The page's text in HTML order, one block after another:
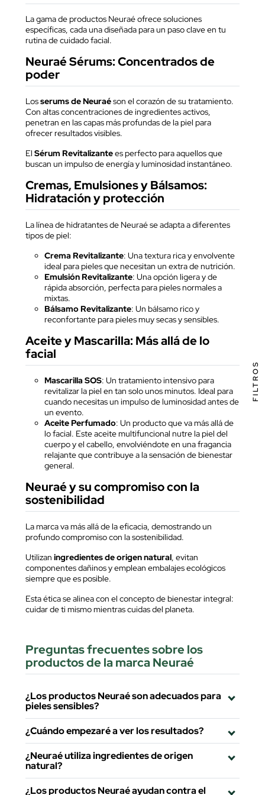
La gama de productos Neuraé ofrece soluciones
específicas, cada una diseñada para un paso clave en tu
rutina de cuidado facial.
Neuraé Sérums: Concentrados de
poder
Losserums de Neuraéson el corazón de su tratamiento.
Con altas concentraciones de ingredientes activos,
penetran en las capas más profundas de la piel para
ofrecer resultados visibles.
El Sérum Revitalizantees perfecto para aquellos que
buscan un impulso de energía y luminosidad instantáneo.
Cremas, Emulsiones y Bálsamos:
Hidratación y protección
La línea de hidratantes de Neuraé se adapta a diferentes
tipos de piel:
Crema Revitalizante: Una textura rica y envolvente
ideal para pieles que necesitan un extra de nutrición.
Emulsión Revitalizante: Una opción ligera y de
rápida absorción, perfecta para pieles normales a
mixtas.
Bálsamo Revitalizante: Un bálsamo rico y
reconfortante para pieles muy secas y sensibles.
Aceite y Mascarilla: Más allá de lo
facial
Mascarilla SOS: Un tratamiento intensivo para
revitalizar la piel en tan solo unos minutos. Ideal para
cuando necesitas un impulso de luminosidad antes de
un evento.
Aceite Perfumado: Un producto que va más allá de
lo facial. Este aceite multifuncional nutre la piel del
cuerpo y el cabello, envolviéndote en una fragancia
relajante que contribuye a la sensación de bienestar
general.
Neuraé y su compromiso con la
sostenibilidad
La marca va más allá de la eficacia, demostrando un
profundo compromiso con la sostenibilidad.
Utilizan ingredientes de origen natural, evitan
componentes dañinos y emplean embalajes ecológicos
siempre que es posible.
Esta ética se alinea con el concepto de bienestar integral:
cuidar de ti mismo mientras cuidas del planeta.
Preguntas frecuentes sobre los
productos de la marca Neuraé
¿Los productos Neuraé son adecuados para
pieles sensibles?
¿Cuándo empezaré a ver los resultados?
¿Neuraé utiliza ingredientes de origen
natural?
¿Los productos Neuraé ayudan contra el
FILTROS